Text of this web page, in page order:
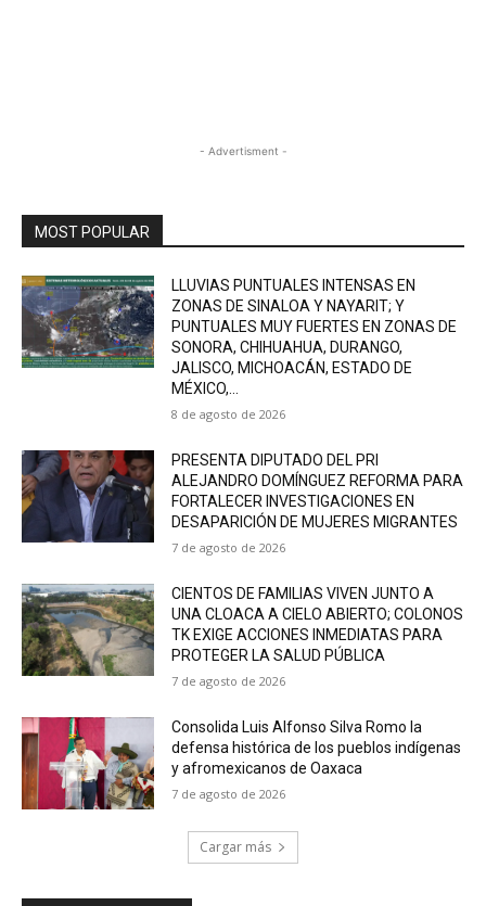
- Advertisment -
MOST POPULAR
LLUVIAS PUNTUALES INTENSAS EN
ZONAS DE SINALOA Y NAYARIT; Y
PUNTUALES MUY FUERTES EN ZONAS DE
SONORA, CHIHUAHUA, DURANGO,
JALISCO, MICHOACÁN, ESTADO DE
MÉXICO,...
8 de agosto de 2026
PRESENTA DIPUTADO DEL PRI
ALEJANDRO DOMÍNGUEZ REFORMA PARA
FORTALECER INVESTIGACIONES EN
DESAPARICIÓN DE MUJERES MIGRANTES
7 de agosto de 2026
CIENTOS DE FAMILIAS VIVEN JUNTO A
UNA CLOACA A CIELO ABIERTO; COLONOS
TK EXIGE ACCIONES INMEDIATAS PARA
PROTEGER LA SALUD PÚBLICA
7 de agosto de 2026
Consolida Luis Alfonso Silva Romo la
defensa histórica de los pueblos indígenas
y afromexicanos de Oaxaca
7 de agosto de 2026
Cargar más